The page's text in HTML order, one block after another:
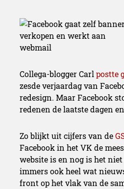
Collega-blogger Carl postte
zesde verjaardag van
redesign. Maar Facebook
redenen de laatste dagen
Zo blijkt uit cijfers van de
Facebook in het VK de
website is en nog is het niet
immers ook heel wat
front op het vlak van de